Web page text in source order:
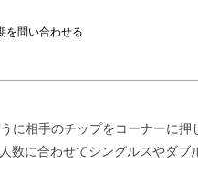
を問い合わせる
に相手のチップをコーナーに押
数に合わせてシングルスやダブ